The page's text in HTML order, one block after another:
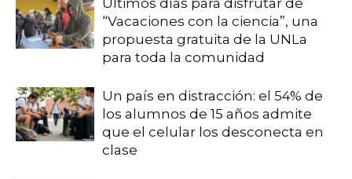
“Vacaciones con la ciencia”, una
propuesta gratuita de la UNLa
para toda la comunidad
Un país en distracción: el 54% de
los alumnos de 15 años admite
que el celular los desconecta en
clase